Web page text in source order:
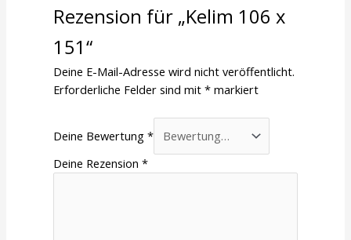
Rezension für „Kelim 106 x
151“
Deine E-Mail-Adresse wird nicht veröffentlicht.
Erforderliche Felder sind mit* markiert
Deine Bewertung*
Deine Rezension*